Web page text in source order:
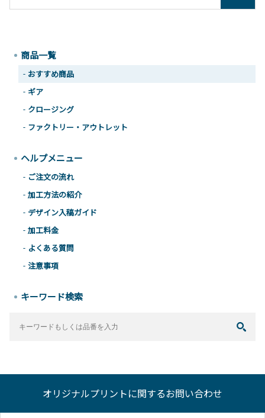
商品一覧
おすすめ商品
ギア
クロージング
ファクトリー・アウトレット
ヘルプメニュー
ご注文の流れ
加工方法の紹介
デザイン入稿ガイド
加工料金
よくある質問
注意事項
キーワード検索
オリジナルプリントに関するお問い合わせ